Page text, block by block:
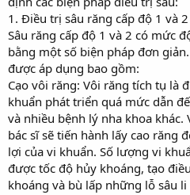
1. Điều trị sâu răng cấp độ 1 và 2
Sâu răng cấp độ 1 và 2 có mức
bằng một số biện pháp đơn
được áp dụng bao gồm:
Cạo vôi răng: Vôi răng tích tụ là
khuẩn phát triển quá mức dẫn
và nhiều bệnh lý nha khoa khác.
bác sĩ sẽ tiến hành lấy cao răng
lợi của vi khuẩn. Số lượng vi
được tốc độ hủy khoáng, tạo
khoáng và bù lấp những lỗ sâu li